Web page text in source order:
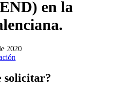
en la
2020
solicitar?